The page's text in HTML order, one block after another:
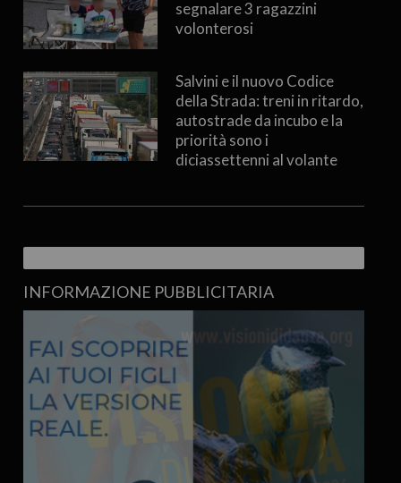
segnalare 3 ragazzini
volonterosi
Salvini e il nuovo Codice
della Strada: treni in ritardo,
autostrade da incubo e la
priorità sono i
diciassettenni al volante
INFORMAZIONE PUBBLICITARIA